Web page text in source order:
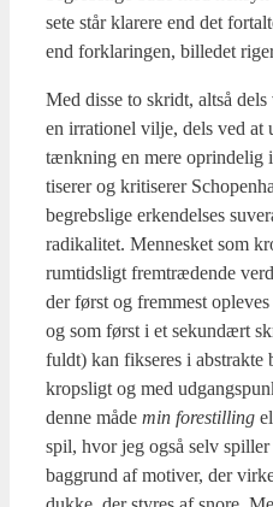
sete står kla­re­re end det
end for­kla­rin­gen, bil­le­det
Med dis­se to skridt, alt­så
en irra­tio­nel vil­je, dels ved at
tænk­ning en mere oprin­de­lig
ti­se­rer og kri­ti­se­rer
begrebs­li­ge erken­del­ses
radi­ka­li­tet. Men­ne­sket som
rum­tids­ligt frem­træ­den­de
der først og frem­mest
og som først i et sekun­dært
fuldt) kan fik­se­res i abstrak­te
kro­p­s­ligt og med
den­ne måde min fore­stil­ling
spil, hvor jeg også selv
bag­grund af moti­ver, der